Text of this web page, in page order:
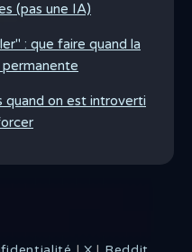
(pas une IA)
: que faire quand la
quand on est introverti